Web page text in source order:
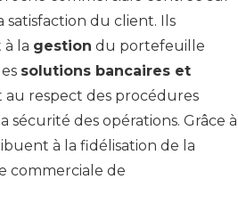
satisfaction du client. Ils
la gestion du portefeuille
solutions bancaires et
au respect des procédures
sécurité des opérations. Grâce à
à la fidélisation de la
commerciale de